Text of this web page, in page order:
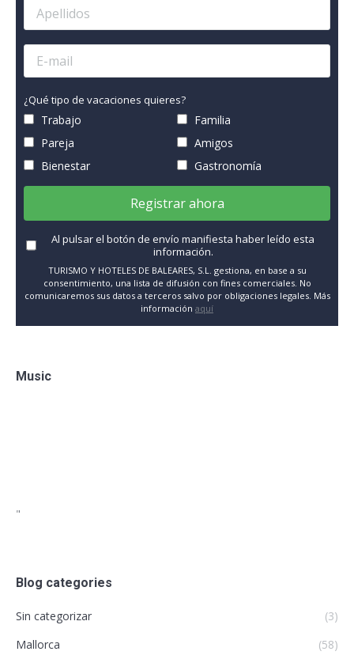
¿Qué tipo de vacaciones quieres?
Trabajo
Familia
Pareja
Amigos
Bienestar
Gastronomía
Registrar ahora
Al pulsar el botón de envío manifiesta haber leído esta
información.
TURISMO Y HOTELES DE BALEARES, S.L. gestiona, en base a su
consentimiento, una lista de difusión con fines comerciales. No
comunicaremos sus datos a terceros salvo por obligaciones legales. Más
información aquí
Music
"
Blog categories
Sin categorizar
(3)
Mallorca
(58)